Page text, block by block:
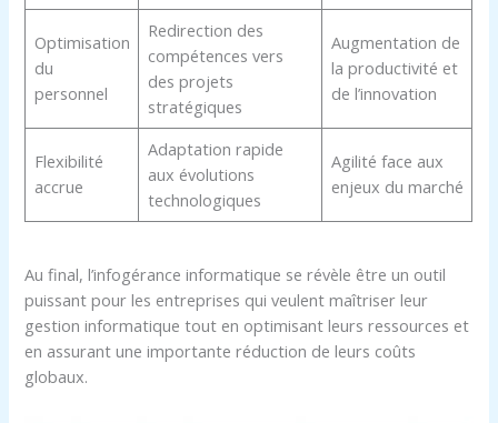
Optimisation
du
personnel
Redirection des
compétences vers
des projets
stratégiques
Augmentation de
la productivité et
de l’innovation
Flexibilité
accrue
Adaptation rapide
aux évolutions
technologiques
Agilité face aux
enjeux du marché
Au final, l’infogérance informatique se révèle être un outil
puissant pour les entreprises qui veulent maîtriser leur
gestion informatique tout en optimisant leurs ressources et
en assurant une importante réduction de leurs coûts
globaux.